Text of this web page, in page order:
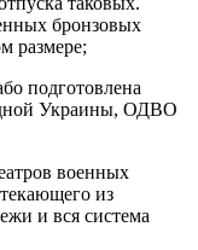
бронзовых
размере;
подготовлена
Украины, ОДВО
военных
из
и вся система